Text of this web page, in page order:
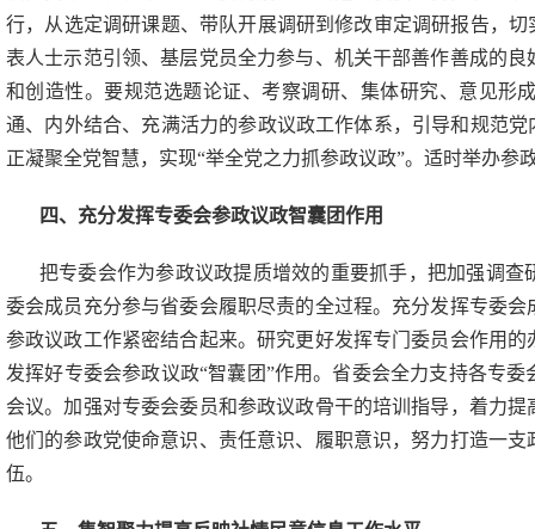
行，从选定调研课题、带队开展调研到修改审定调研报告，
表人士示范引领、基层党员全力参与、机关干部善作善成的
和创造性。要规范选题论证、考察调研、集体研究、意见形
通、内外结合、充满活力的参政议政工作体系，引导和规范
正凝聚全党智慧，实现“举全党之力抓参政议政”。适时举办参
四、充分发挥专委会参政议政智囊团作用
把专委会作为参政议政提质增效的重要抓手，把加强调
委会成员充分参与省委会履职尽责的全过程。充分发挥专委
参政议政工作紧密结合起来。研究更好发挥专门委员会作用
发挥好专委会参政议政“智囊团”作用。省委会全力支持各专
会议。加强对专委会委员和参政议政骨干的培训指导，着力
他们的参政党使命意识、责任意识、履职意识，努力打造一
伍。